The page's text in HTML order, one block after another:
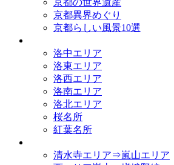
京都の世界遺産
京都異界めぐり
京都らしい風景10選
洛中エリア
洛東エリア
洛西エリア
洛南エリア
洛北エリア
桜名所
紅葉名所
清水寺エリア⇒嵐山エリア